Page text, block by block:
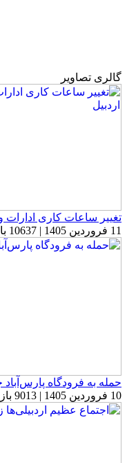
گالری تصاویر
تغییر ساعات کاری ادارات
11 فروردین 1405 | 10637 بازدید
حمله به فرودگاه پارس‌‌آباد
10 فروردین 1405 | 9013 بازدید